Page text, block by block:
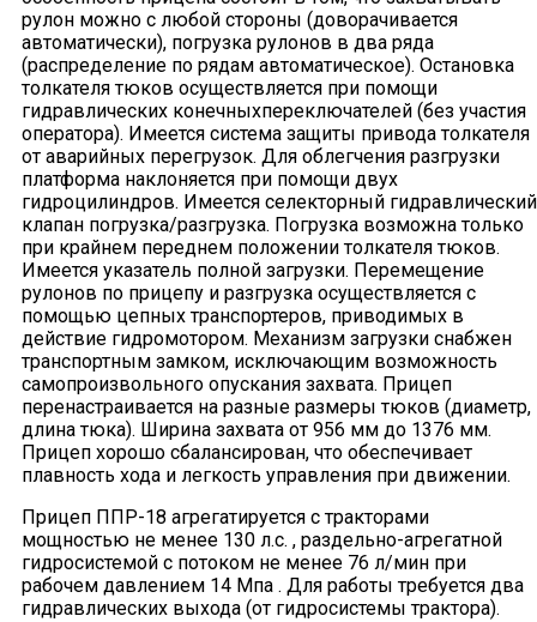
рулон можно с любой стороны (доворачивается
автоматически), погрузка рулонов в два ряда
(распределение по рядам автоматическое). Остановка
толкателя тюков осуществляется при помощи
гидравлических конечныхпереключателей (без участия
оператора). Имеется система защиты привода толкателя
от аварийных перегрузок. Для облегчения разгрузки
платформа наклоняется при помощи двух
гидроцилиндров. Имеется селекторный гидравлический
клапан погрузка/разгрузка. Погрузка возможна только
при крайнем переднем положении толкателя тюков.
Имеется указатель полной загрузки. Перемещение
рулонов по прицепу и разгрузка осуществляется с
помощью цепных транспортеров, приводимых в
действие гидромотором. Механизм загрузки снабжен
транспортным замком, исключающим возможность
самопроизвольного опускания захвата. Прицеп
перенастраивается на разные размеры тюков (диаметр,
длина тюка). Ширина захвата от 956 мм до 1376 мм.
Прицеп хорошо сбалансирован, что обеспечивает
плавность хода и легкость управления при движении.
Прицеп ППР-18 агрегатируется с тракторами
мощностью не менее 130 л.с. , раздельно-агрегатной
гидросистемой с потоком не менее 76 л/мин при
рабочем давлением 14 Мпа . Для работы требуется два
гидравлических выхода (от гидросистемы трактора).